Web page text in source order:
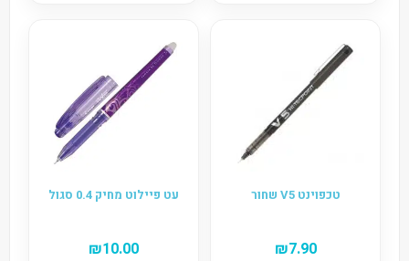
טכפוינט V5 שחור
₪7.90
עט פיילוט מחיק 0.4 סגול
₪10.00